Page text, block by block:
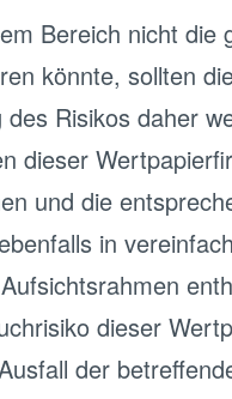
Bereich nicht die
könnte, sollten
Risikos daher
dieser
und die
in
dieser
der